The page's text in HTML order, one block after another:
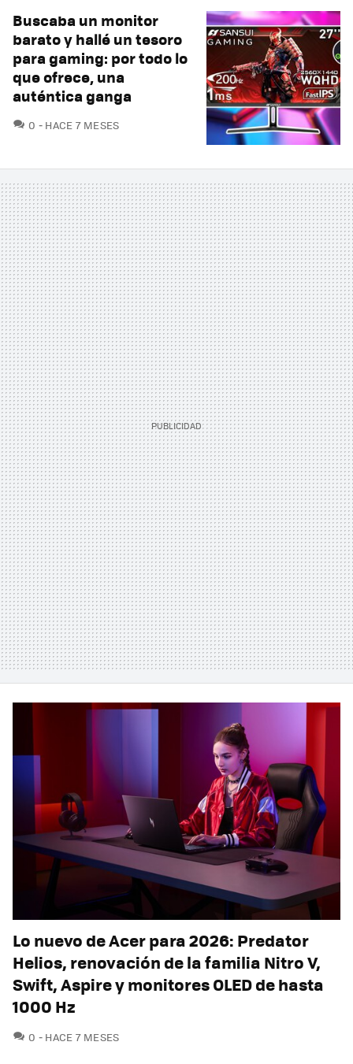
Buscaba un monitor
barato y hallé un tesoro
para gaming: por todo lo
que ofrece, una
auténtica ganga
0 COMENTARIOS
HACE 7 MESES
Lo nuevo de Acer para 2026: Predator
Helios, renovación de la familia Nitro V,
Swift, Aspire y monitores OLED de hasta
1000 Hz
0 COMENTARIOS
HACE 7 MESES